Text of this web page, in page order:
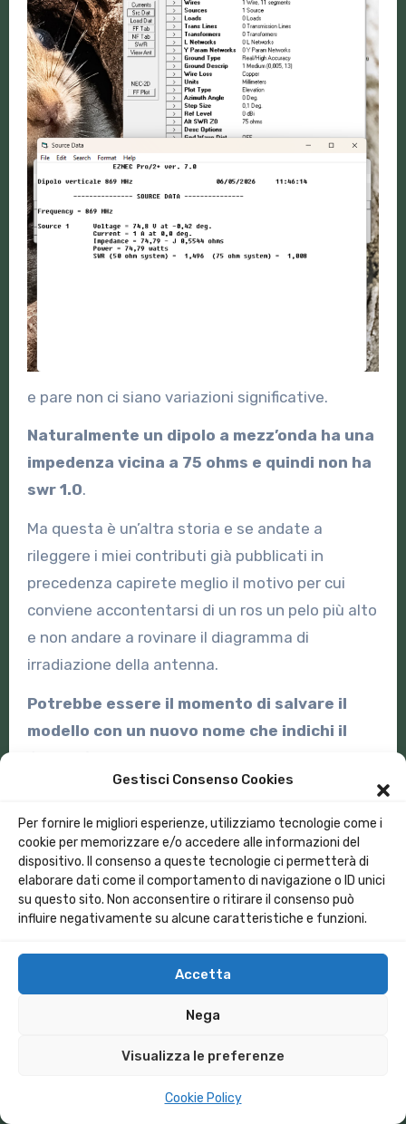
Gestisci Consenso Cookies
Per fornire le migliori esperienze, utilizziamo tecnologie come i
cookie per memorizzare e/o accedere alle informazioni del
dispositivo. Il consenso a queste tecnologie ci permetterà di
elaborare dati come il comportamento di navigazione o ID unici
su questo sito. Non acconsentire o ritirare il consenso può
influire negativamente su alcune caratteristiche e funzioni.
Accetta
Nega
Visualizza le preferenze
Cookie Policy
e pare non ci siano variazioni significative.
Naturalmente un dipolo a mezz’onda ha una
impedenza vicina a 75 ohms e quindi non ha
swr 1.0.
Ma questa è un’altra storia e se andate a
rileggere i miei contributi già pubblicati in
precedenza capirete meglio il motivo per cui
conviene accontentarsi di un ros un pelo più alto
e non andare a rovinare il diagramma di
irradiazione della antenna.
Potrebbe essere il momento di salvare il
modello con un nuovo nome che indichi il
troppo faticoso. Buone simulazioni. Paolo
Navigazione
articoli